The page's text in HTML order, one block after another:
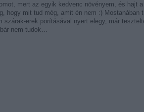
mert az egyik kedvenc növényem, és hajt a
hogy mit tud még, amit én nem :) Mostanában
szárak-erek porításával nyert elegy, már
nem tudok…